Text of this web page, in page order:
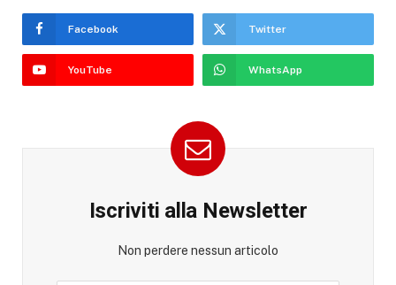
Facebook Twitter
YouTube WhatsApp
Iscriviti alla Newsletter
Non perdere nessun articolo